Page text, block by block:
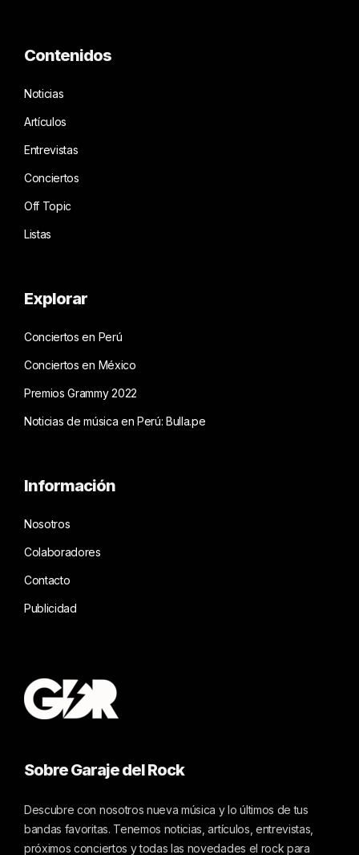
Contenidos
Noticias
Artículos
Entrevistas
Conciertos
Off Topic
Listas
Explorar
Conciertos en Perú
Conciertos en México
Premios Grammy 2022
Noticias de música en Perú: Bulla.pe
Información
Nosotros
Colaboradores
Contacto
Publicidad
Sobre Garaje del Rock
Descubre con nosotros nueva música y lo últimos de tus
bandas favoritas. Tenemos noticias, artículos, entrevistas,
próximos conciertos y todas las novedades el rock para